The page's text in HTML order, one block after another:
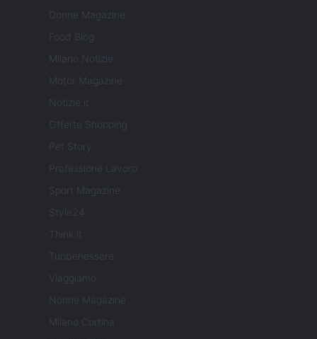
Donne Magazine
Food Blog
Milano Notizie
Motor Magazine
Notizie.it
Offerte Shopping
Pet Story
Professione Lavoro
Sport Magazine
Style24
Think.it
Tuobenessere
Viaggiamo
Nonne Magazine
Milano Cortina